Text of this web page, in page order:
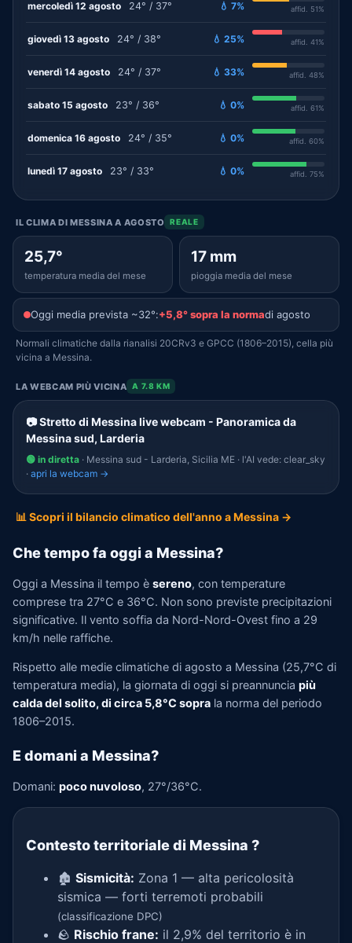
mercoledì 12 agosto 24° / 37° 💧 7% affid. 51%
giovedì 13 agosto 24° / 38° 💧 25% affid. 41%
venerdì 14 agosto 24° / 37° 💧 33% affid. 48%
sabato 15 agosto 23° / 36° 💧 0% affid. 61%
domenica 16 agosto 24° / 35° 💧 0% affid. 60%
lunedì 17 agosto 23° / 33° 💧 0% affid. 75%
IL CLIMA DI MESSINA A AGOSTO REALE
25,7°
temperatura media del mese
17 mm
pioggia media del mese
Oggi media prevista ~32°:+5,8° sopra la normadi agosto
Normali climatiche dalla rianalisi 20CRv3 e GPCC (1806–2015), cella più
vicina a Messina.
LA WEBCAM PIÙ VICINA A 7.8 KM
📷 Stretto di Messina live webcam - Panoramica da
Messina sud, Larderia
🟢 in diretta · Messina sud - Larderia, Sicilia ME · l'AI vede: clear_sky
· apri la webcam →
📊 Scopri il bilancio climatico dell'anno a Messina →
Che tempo fa oggi a Messina?
Oggi a Messina il tempo è sereno, con temperature
comprese tra 27°C e 36°C. Non sono previste precipitazioni
significative. Il vento soffia da Nord-Nord-Ovest fino a 29
km/h nelle raffiche.
Rispetto alle medie climatiche di agosto a Messina (25,7°C di
temperatura media), la giornata di oggi si preannuncia più
calda del solito, di circa 5,8°C sopra la norma del periodo
1806–2015.
E domani a Messina?
Domani: poco nuvoloso, 27°/36°C.
Contesto territoriale di Messina ?
🏚️ Sismicità: Zona 1 — alta pericolosità
sismica — forti terremoti probabili
(classificazione DPC)
🪨 Rischio frane: il 2,9% del territorio è in